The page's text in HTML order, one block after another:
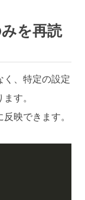
を再読
く、特定の設定
す。
映できます。